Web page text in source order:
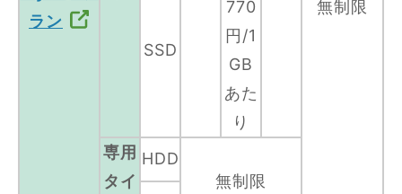
ラン
無制限
SSD
770
円/1
GB
あた
り
専用
タイ
HDD
無制限